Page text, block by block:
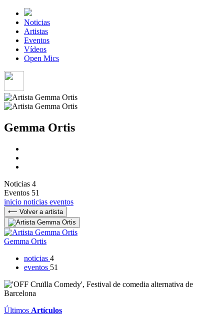
Noticias
Artistas
Eventos
Vídeos
Open Mics
Gemma Ortis
Noticias 4
Eventos 51
inicio noticias eventos
⟵ Volver a artista
Gemma Ortis
noticias 4
eventos 51
Últimos Artículos